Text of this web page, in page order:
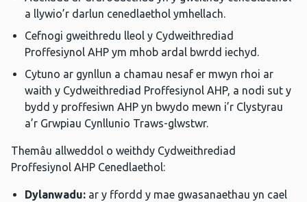
a llywio’r darlun cenedlaethol ymhellach.
Cefnogi gweithredu lleol y Cydweithrediad
Proffesiynol AHP ym mhob ardal bwrdd iechyd.
Cytuno ar gynllun a chamau nesaf er mwyn rhoi ar
waith y Cydweithrediad Proffesiynol AHP, a nodi sut y
bydd y proffesiwn AHP yn bwydo mewn i’r Clystyrau
a’r Grwpiau Cynllunio Traws-glwstwr.
Themâu allweddol o weithdy Cydweithrediad
Proffesiynol AHP Cenedlaethol:
Dylanwadu: ar y ffordd y mae gwasanaethau yn cael